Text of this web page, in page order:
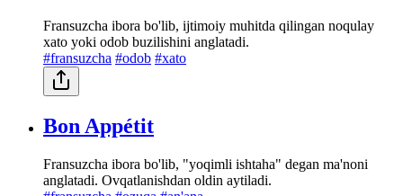
Fransuzcha ibora bo'lib, ijtimoiy muhitda qilingan noqulay
xato yoki odob buzilishini anglatadi.
#fransuzcha #odob #xato
Bon Appétit
Fransuzcha ibora bo'lib, "yoqimli ishtaha" degan ma'noni
anglatadi. Ovqatlanishdan oldin aytiladi.